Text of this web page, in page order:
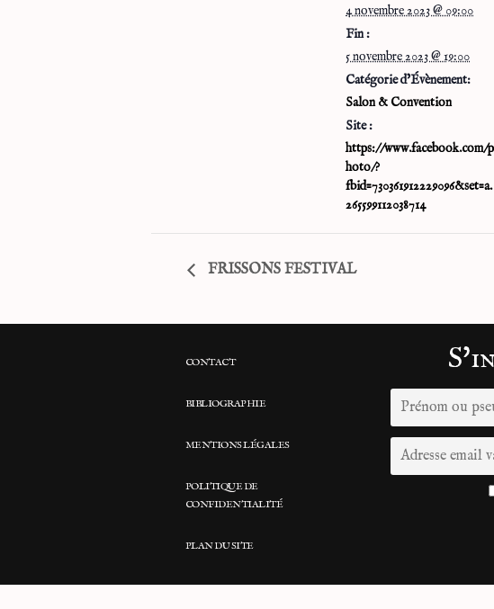
4 novembre 2023 @ 09:00
Fin :
5 novembre 2023 @ 19:00
Catégorie d’Évènement:
Salon & Convention
Site :
https://www.facebook.com/p
hoto/?
fbid=730361912229096&set=a.
265599112038714
FRISSONS FESTIVAL
CONTACT
BIBLIOGRAPHIE
MENTIONS LÉGALES
POLITIQUE DE
CONFIDENTIALITÉ
PLAN DU SITE